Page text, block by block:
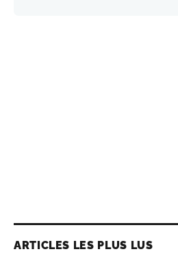
ARTICLES LES PLUS LUS